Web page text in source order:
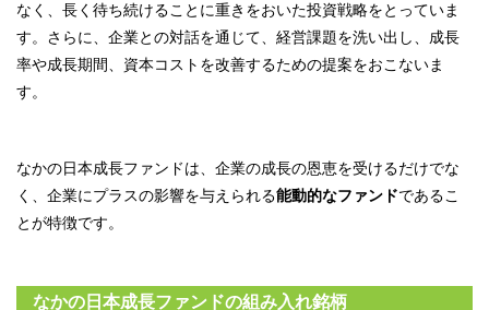
なく、長く待ち続けることに重きをおいた投資戦略をとっていま
す。さらに、企業との対話を通じて、経営課題を洗い出し、成長
率や成長期間、資本コストを改善するための提案をおこないま
す。
なかの日本成長ファンドは、企業の成長の恩恵を受けるだけでな
く、企業にプラスの影響を与えられる能動的なファンドであるこ
とが特徴です。
なかの日本成長ファンドの組み入れ銘柄